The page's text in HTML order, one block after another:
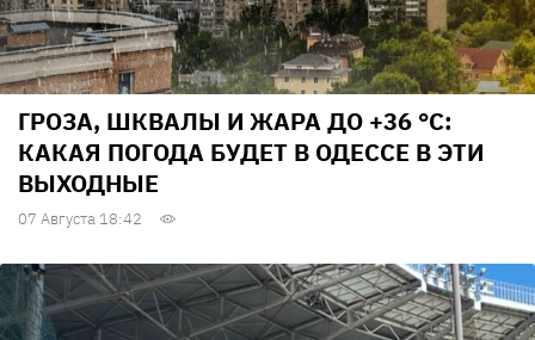
ГРОЗА, ШКВАЛЫ И ЖАРА ДО +36 °С:
КАКАЯ ПОГОДА БУДЕТ В ОДЕССЕ В ЭТИ
ВЫХОДНЫЕ
07 Августа 18:42